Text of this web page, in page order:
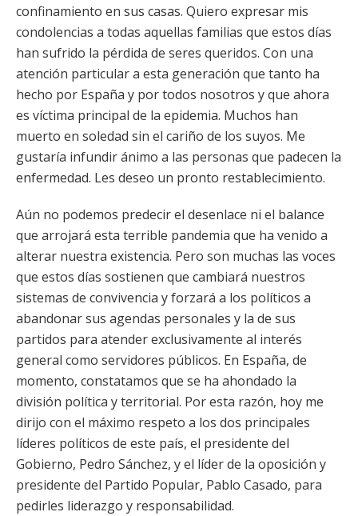
confinamiento en sus casas. Quiero expresar mis
condolencias a todas aquellas familias que estos días
han sufrido la pérdida de seres queridos. Con una
atención particular a esta generación que tanto ha
hecho por España y por todos nosotros y que ahora
es víctima principal de la epidemia. Muchos han
muerto en soledad sin el cariño de los suyos. Me
gustaría infundir ánimo a las personas que padecen la
enfermedad. Les deseo un pronto restablecimiento.
Aún no podemos predecir el desenlace ni el balance
que arrojará esta terrible pandemia que ha venido a
alterar nuestra existencia. Pero son muchas las voces
que estos días sostienen que cambiará nuestros
sistemas de convivencia y forzará a los políticos a
abandonar sus agendas personales y la de sus
partidos para atender exclusivamente al interés
general como servidores públicos. En España, de
momento, constatamos que se ha ahondado la
división política y territorial. Por esta razón, hoy me
dirijo con el máximo respeto a los dos principales
líderes políticos de este país, el presidente del
Gobierno, Pedro Sánchez, y el líder de la oposición y
presidente del Partido Popular, Pablo Casado, para
pedirles liderazgo y responsabilidad.